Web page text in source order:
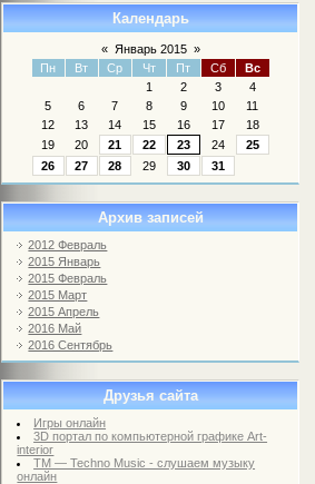
Календарь
« Январь 2015 »
Пн
Вт Ср Чт Пт Сб
Вс
1
2 3
4
5
6 7 8 9 10
11
12
13 14 15 16 17
18
19
20 21 22 23 24
25
26
27 28 29 30 31
Архив записей
2012 Февраль
2015 Январь
2015 Февраль
2015 Март
2015 Апрель
2016 Май
2016 Сентябрь
Друзья сайта
Игры онлайн
3D портал по компьютерной графике Art-
interior
TM — Techno Music - слушаем музыку
онлайн